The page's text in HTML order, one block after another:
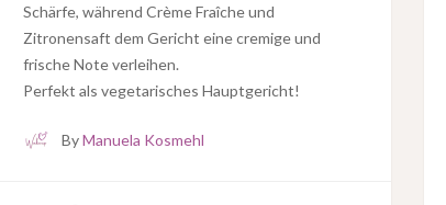
Schärfe, während Crème Fraîche und
Zitronensaft dem Gericht eine cremige und
frische Note verleihen.
Perfekt als vegetarisches Hauptgericht!
ByManuela Kosmehl